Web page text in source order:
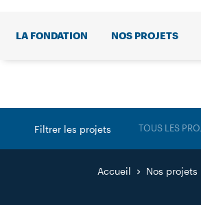
LA FONDATION NOS PROJETS
Filtrer les projets
Accueil Nos projets